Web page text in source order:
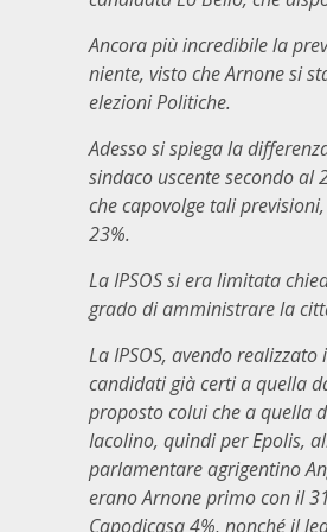
Ancora più incredibile la
niente, visto che Arnone si
elezioni Politiche.
Adesso si spiega la
sindaco uscente secondo al
che capovolge tali
23%.
La IPSOS si era limitata
grado di amministrare la
La IPSOS, avendo
candidati già certi a quella
proposto colui che a quella
Iacolino, quindi per Epolis,
parlamentare agrigentino
erano Arnone primo con il
Capodicasa 4%, nonché il